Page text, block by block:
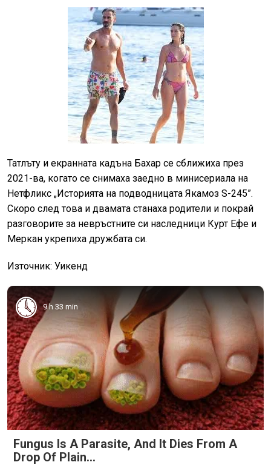
Татлъту и екранната кадъна Бахар се сближиха през
2021-ва, когато се снимаха заедно в минисериала на
Нетфликс „Историята на подводницата Якамоз S-245”.
Скоро след това и двамата станаха родители и покрай
разговорите за невръстните си наследници Курт Ефе и
Меркан укрепиха дружбата си.
Източник: Уикенд
9 h 33 min
Fungus Is A Parasite, And It Dies From A
Drop Of Plain...